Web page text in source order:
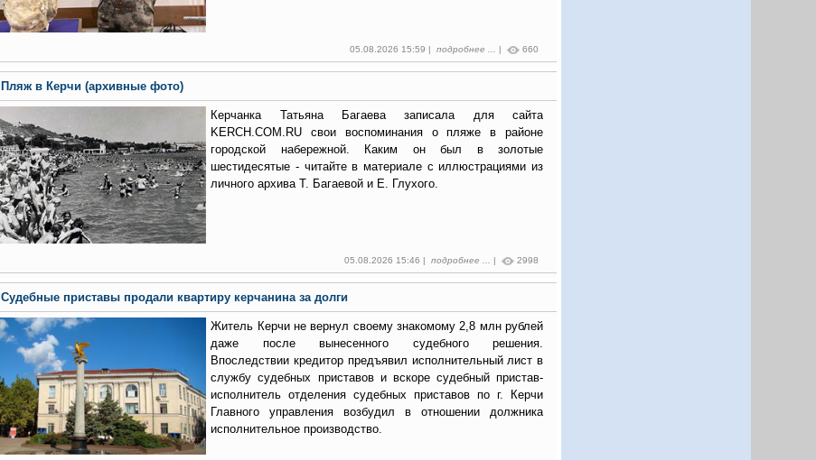
05.08.2026 15:59 | подробнее ... | 660
Пляж в Керчи (архивные фото)
Керчанка Татьяна Багаева записала для сайта
KERCH.COM.RU свои воспоминания о пляже в районе
городской набережной. Каким он был в золотые
шестидесятые - читайте в материале с иллюстрациями из
личного архива Т. Багаевой и Е. Глухого.
05.08.2026 15:46 | подробнее ... | 2998
Судебные приставы продали квартиру керчанина за долги
Житель Керчи не вернул своему знакомому 2,8 млн рублей
даже после вынесенного судебного решения.
Впоследствии кредитор предъявил исполнительный лист в
службу судебных приставов и вскоре судебный пристав-
исполнитель отделения судебных приставов по г. Керчи
Главного управления возбудил в отношении должника
исполнительное производство.